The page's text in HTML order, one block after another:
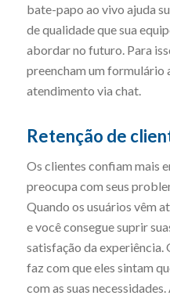
bate-papo ao vivo ajuda
de qualidade que sua
abordar no futuro. Para
preencham um formulário
atendimento via chat.
Retenção de
Os clientes confiam mais
preocupa com seus
Quando os usuários vêm
e você consegue suprir
satisfação da experiência.
faz com que eles sintam
com as suas